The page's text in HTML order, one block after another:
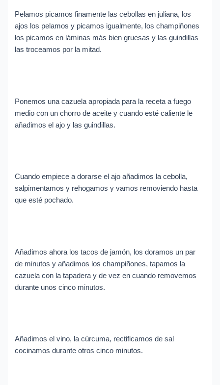
Pelamos picamos finamente las cebollas en juliana, los
ajos los pelamos y picamos igualmente, los champiñones
los picamos en láminas más bien gruesas y las guindillas
las troceamos por la mitad.
Ponemos una cazuela apropiada para la receta a fuego
medio con un chorro de aceite y cuando esté caliente le
añadimos el ajo y las guindillas.
Cuando empiece a dorarse el ajo añadimos la cebolla,
salpimentamos y rehogamos y vamos removiendo hasta
que esté pochado.
Añadimos ahora los tacos de jamón, los doramos un par
de minutos y añadimos los champiñones, tapamos la
cazuela con la tapadera y de vez en cuando removemos
durante unos cinco minutos.
Añadimos el vino, la cúrcuma, rectificamos de sal
cocinamos durante otros cinco minutos.